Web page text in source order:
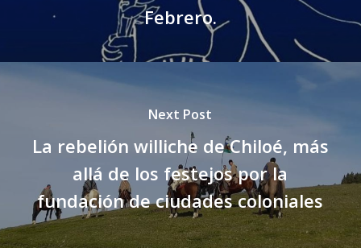
Febrero.
Next Post
La rebelión williche de Chiloé, más
allá de los festejos por la
fundación de ciudades coloniales